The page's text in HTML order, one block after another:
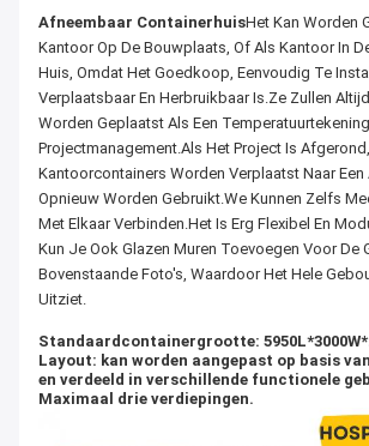
Afneembaar ContainerhuisHet Kan Worden
Kantoor Op De Bouwplaats, Of Als Kantoor In
Huis, Omdat Het Goedkoop, Eenvoudig Te
Verplaatsbaar En Herbruikbaar Is.Ze Zullen
Worden Geplaatst Als Een
Projectmanagement.Als Het Project Is
Kantoorcontainers Worden Verplaatst Naar Een
Opnieuw Worden Gebruikt.We Kunnen Zelfs
Met Elkaar Verbinden.Het Is Erg Flexibel En
Kun Je Ook Glazen Muren Toevoegen Voor De
Bovenstaande Foto's, Waardoor Het Hele
Uitziet.
Standaardcontainergrootte:
Layout: kan worden aangepast op basis
en verdeeld in verschillende functionele
Maximaal drie verdiepingen.